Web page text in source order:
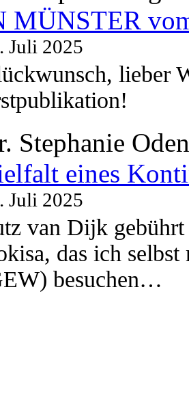
MÜNSTER
Juli 2025
lieber
Stephanie
eines
Juli 2025
van Dijk
das ich
besuchen…